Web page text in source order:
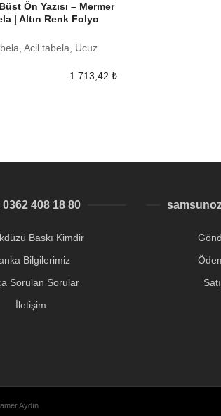
Ön Yazısı – Mermer
| Altın Renk Folyo
Acil tabela, Ucuz
1.713,42 ₺
0362 408 18 80
Baskı Kimdir
Bilgilerimiz
Sorulan Sorular
İletişim
Aydın